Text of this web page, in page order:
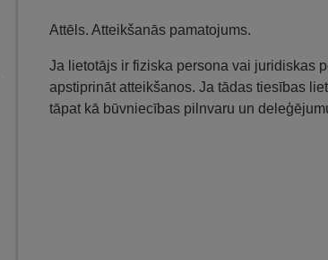
Attēls. Atteikšanās pamatojums.
Ja lietotājs ir fiziska persona vai juridiskas
apstiprināt atteikšanos. Ja tādas tiesības
tāpat kā būvniecības pilnvaru un